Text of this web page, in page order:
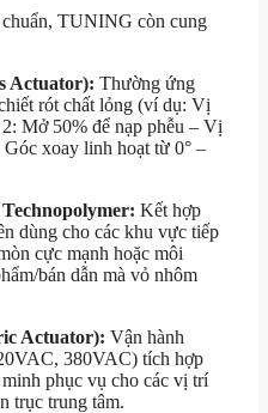
TUNING còn cung
Actuator): Thường ứng
rót chất lỏng (ví dụ: Vị
Mở 50% để nạp phễu – Vị
xoay linh hoạt từ 0° –
Kết hợp
dùng cho các khu vực tiếp
cực mạnh hoặc môi
bán dẫn mà vỏ nhôm
Actuator): Vận hành
380VAC) tích hợp
phục vụ cho các vị trí
trục trung tâm.